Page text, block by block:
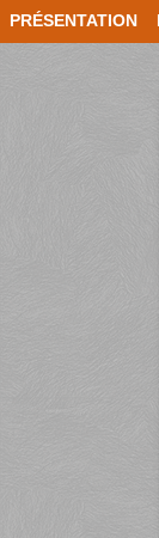
PRÉSENTATION